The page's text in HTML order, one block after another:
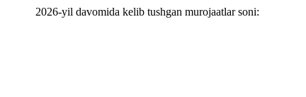
2026-yil davomida kelib tushgan murojaatlar soni: